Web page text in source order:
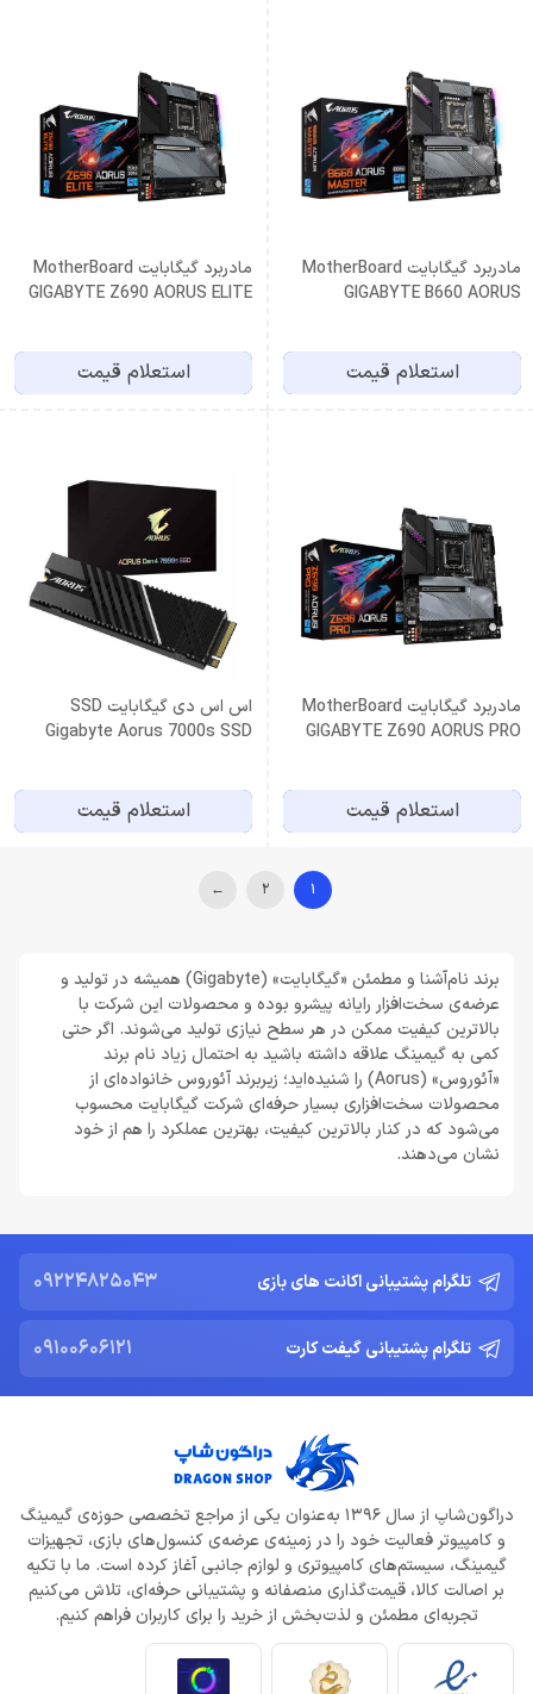
مادربرد گیگابایت MotherBoard
GIGABYTE B660 AORUS
استعلام قیمت
مادربرد گیگابایت MotherBoard
GIGABYTE Z690 AORUS ELITE
استعلام قیمت
مادربرد گیگابایت MotherBoard
GIGABYTE Z690 AORUS PRO
استعلام قیمت
اس اس دی گیگابایت SSD
Gigabyte Aorus 7000s SSD
استعلام قیمت
1
2
←
برند نام‌آشنا و مطمئن «گیگابایت» (Gigabyte) همیشه در تولید و
عرضه‌ی سخت‌افزار رایانه پیشرو بوده و محصولات این شرکت با
بالاترین کیفیت ممکن در هر سطح نیازی تولید می‌شوند. اگر حتی
کمی به گیمینگ علاقه داشته باشید به احتمال زیاد نام برند
«آئوروس» (Aorus) را شنیده‌اید؛ زیربرند آئوروس خانواده‌ای از
محصولات سخت‌افزاری بسیار حرفه‌ای شرکت گیگابایت محسوب
می‌شود که در کنار بالاترین کیفیت، بهترین عملکرد را هم از خود
نشان می‌دهند.
تلگرام پشتیبانی اکانت های بازی 09224825043
تلگرام پشتیبانی گیفت کارت 09100606121
دراگون‌شاپ از سال 1396 به‌عنوان یکی از مراجع تخصصی حوزه‌ی گیمینگ
و کامپیوتر فعالیت خود را در زمینه‌ی عرضه‌ی کنسول‌های بازی، تجهیزات
گیمینگ، سیستم‌های کامپیوتری و لوازم جانبی آغاز کرده است. ما با تکیه
بر اصالت کالا، قیمت‌گذاری منصفانه و پشتیبانی حرفه‌ای، تلاش می‌کنیم
تجربه‌ای مطمئن و لذت‌بخش از خرید را برای کاربران فراهم کنیم.